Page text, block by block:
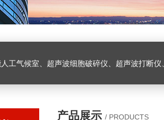
工气候室、超声波细胞破碎仪、超声波打断仪
产品展示 / PRODUCTS